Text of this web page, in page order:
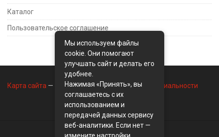
Каталог
Пользовательское соглашение
Карта сайта — Контакты— Политика конфиденциальности
Мы используем файлы
cookie. Они помогают
улучшать сайт и делать его
удобнее.
Нажимая «Принять», вы
соглашаетесь с их
использованием и
передачей данных сервису
веб-аналитики. Если нет —